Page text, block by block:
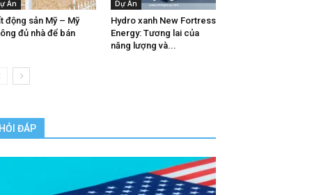
Án
động sản Mỹ – Mỹ
đủ nhà để bán
Dự Án
Hydro xanh New Fortress
Energy: Tương lai của
năng lượng và...
HỎI ĐÁP